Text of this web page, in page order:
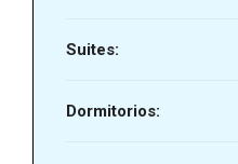
Suites:
Dormitorios: